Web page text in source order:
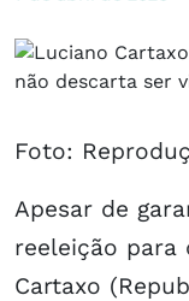
Foto:
Apesar de
reeleição para
Cartaxo